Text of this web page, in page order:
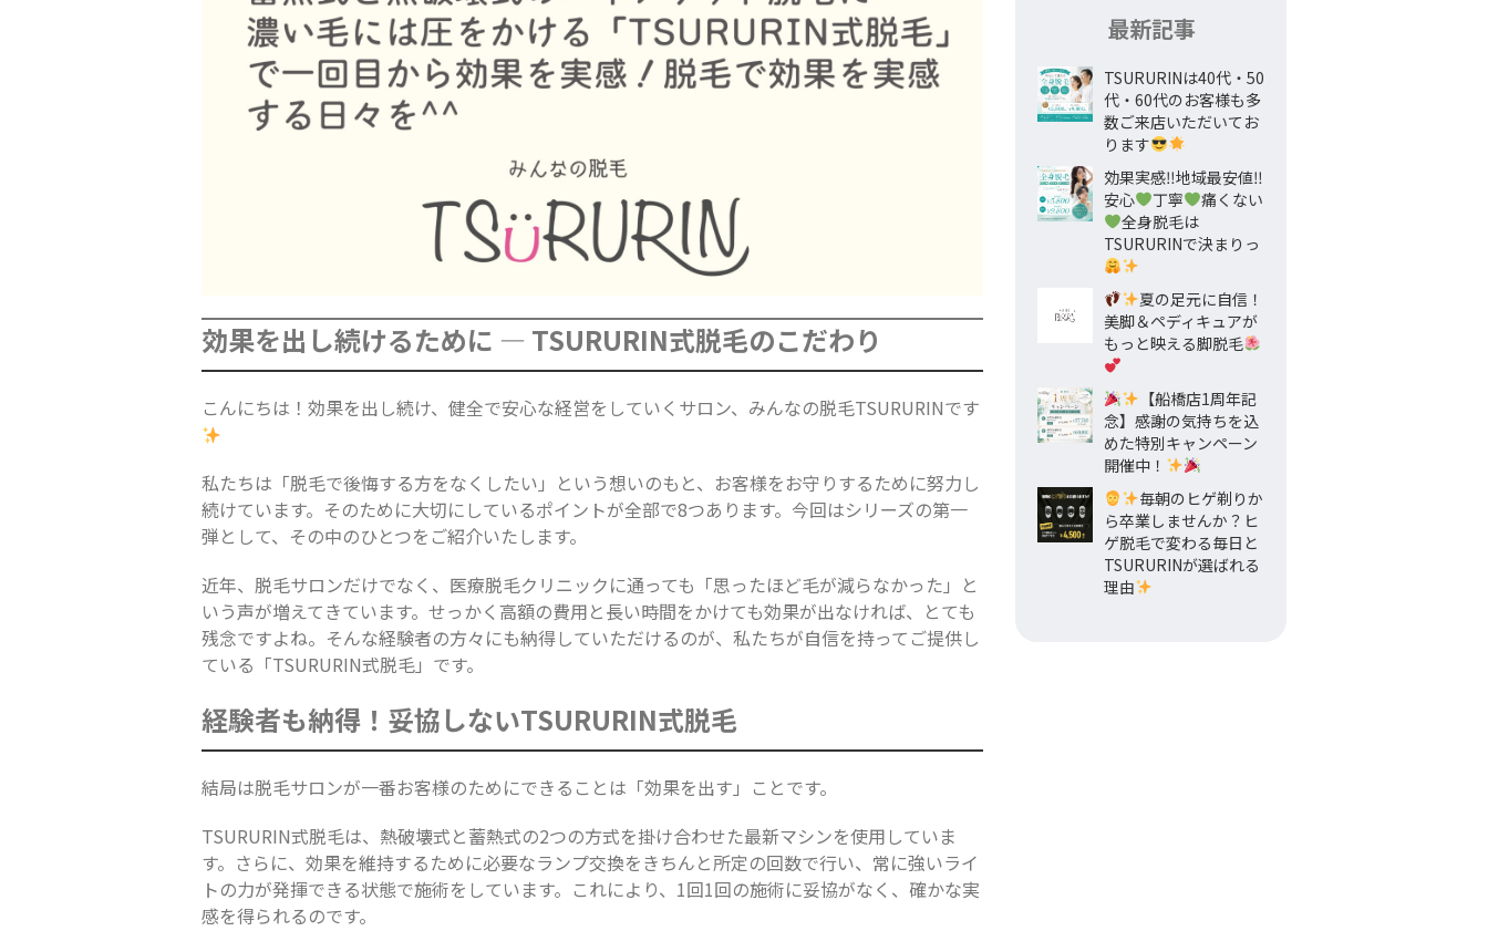
効果を出し続けるために ― TSURURIN式脱毛のこだわり
こんにちは！効果を出し続け、健全で安心な経営をしていくサロン、みんなの脱毛TSURURINです
私たちは「脱毛で後悔する方をなくしたい」という想いのもと、お客様をお守りするために努力し
続けています。そのために大切にしているポイントが全部で8つあります。今回はシリーズの第一
弾として、その中のひとつをご紹介いたします。
近年、脱毛サロンだけでなく、医療脱毛クリニックに通っても「思ったほど毛が減らなかった」と
いう声が増えてきています。せっかく高額の費用と長い時間をかけても効果が出なければ、とても
残念ですよね。そんな経験者の方々にも納得していただけるのが、私たちが自信を持ってご提供し
ている「TSURURIN式脱毛」です。
経験者も納得！妥協しないTSURURIN式脱毛
結局は脱毛サロンが一番お客様のためにできることは「効果を出す」ことです。
TSURURIN式脱毛は、熱破壊式と蓄熱式の2つの方式を掛け合わせた最新マシンを使用していま
す。さらに、効果を維持するために必要なランプ交換をきちんと所定の回数で行い、常に強いライ
トの力が発揮できる状態で施術をしています。これにより、1回1回の施術に妥協がなく、確かな実
感を得られるのです。
最新記事
TSURURINは40代・50
代・60代のお客様も多
数ご来店いただいてお
ります
効果実感‼地域最安値‼
安心
丁寧
痛くない
全身脱毛は
TSURURINで決まりっ
夏の足元に自信！
美脚＆ペディキュアが
もっと映える脚脱毛
【船橋店1周年記
念】感謝の気持ちを込
めた特別キャンペーン
開催中！
毎朝のヒゲ剃りか
ら卒業しませんか？ヒ
ゲ脱毛で変わる毎日と
TSURURINが選ばれる
理由